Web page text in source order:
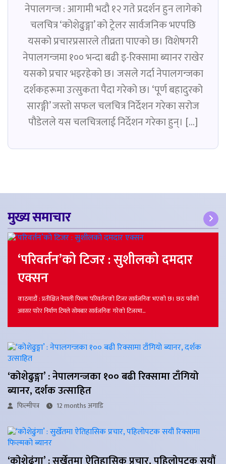
नेपालगन्ज : आगामी भदौ १२ गते प्रदर्शन हुन लागेको
चलचित्र ‘कोशेढुङ्गा’ को ट्रेलर सार्वजनिक भएपछि
यसको प्रचारप्रसारले तीव्रता पाएको छ। विशेषगरी
नेपालगन्जमा १०० भन्दा बढी इ-रिक्सामा ब्यानर राखेर
यसको प्रचार भइरहेको छ। जसले गर्दा नेपालगन्जका
दर्शकहरूमा उत्सुकता पैदा गरेको छ। ‘पूर्ण बहादुरको
सारङ्गी’ जस्तो सफल चलचित्र निर्देशन गरेका सरोज
पौडेलले यस चलचित्रलाई निर्देशन गरेका हुन्। […]
मुख्य समाचार
‘परिवर्तन’को टिजर : सुशीलको दमदार
एक्सन
काठमाडौं : प्रतीक्षित नेपाली फिल्म ‘परिवर्तन’को टिजर सार्वजनिक भएको छ। छठ पर्वको
अवसर पारेर निर्माण टिमले सोमबार सार्वजनिक गरेको टिजरमा…
‘कोशेढुङ्गा’ : नेपालगन्जका १०० बढी रिक्सामा टाँगियो
ब्यानर, दर्शक उत्साहित
फिल्मीपत्र 12 months अगाडि